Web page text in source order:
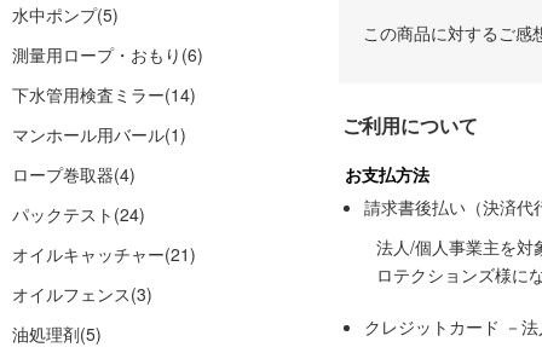
水中ポンプ(5)
測量用ロープ・おもり (6)
下水管用検査ミラー(14)
マンホール用バール(1)
ロープ巻取器(4)
パックテスト (24)
オイルキャッチャー(21)
オイルフェンス(3)
油処理剤(5)
この商品に対するご感
ご利用について
お支払方法
請求書後払い（決済代
法人/個人事業主を対
ロテクションズ様に
クレジットカード －